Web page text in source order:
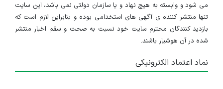
می شود و وابسته به هیچ نهاد و یا سازمان دولتی نمی باشد، این سایت
تنها منتشر کننده ی آگهی های استخدامی بوده و بنابراین لازم است که
بازدید کنندگان محترم سایت خود نسبت به صحت و سقم اخبار منتشر
شده در آن هوشیار باشند.
نماد اعتماد الکترونیکی